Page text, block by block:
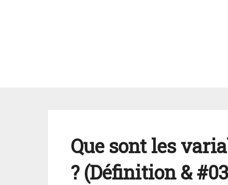
Que sont les
? (Définition &